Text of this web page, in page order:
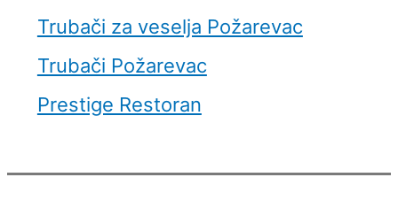
Trubači za veselja Požarevac
Trubači Požarevac
Prestige Restoran